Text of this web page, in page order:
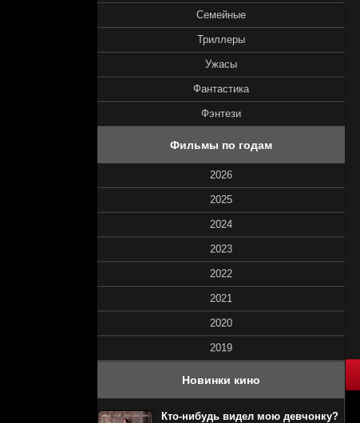
Семейные
Триллеры
Ужасы
Фантастика
Фэнтези
Фильмы по годам
2026
2025
2024
2023
2022
2021
2020
2019
Новинки кино
Кто-нибудь видел мою девчонку?